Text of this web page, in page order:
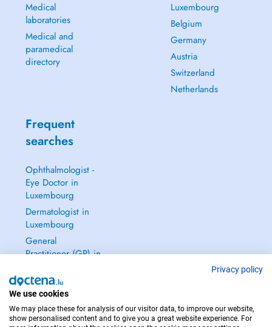
Medical
laboratories
Medical and
paramedical
directory
Luxembourg
Belgium
Germany
Austria
Switzerland
Netherlands
Frequent
searches
Ophthalmologist -
Eye Doctor in
Luxembourg
Dermatologist in
Luxembourg
General
Practitioner (GP) in
Gynecologist in
Luxembourg
See all →
Privacy policy
We use cookies
We may place these for analysis of our visitor data, to improve our website,
show personalised content and to give you a great website experience. For